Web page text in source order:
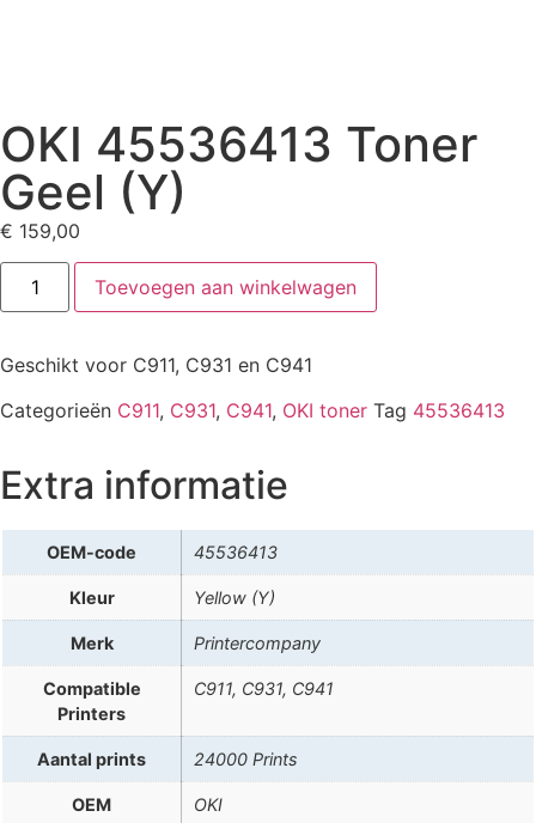
OKI 45536413 Toner
Geel (Y)
€ 159,00
Toevoegen aan winkelwagen
Geschikt voor C911, C931 en C941
Categorieën C911, C931, C941, OKI toner Tag 45536413
Extra informatie
OEM-code 45536413
Kleur Yellow (Y)
Merk Printercompany
Compatible
Printers
C911, C931, C941
Aantal prints 24000 Prints
OEM OKI